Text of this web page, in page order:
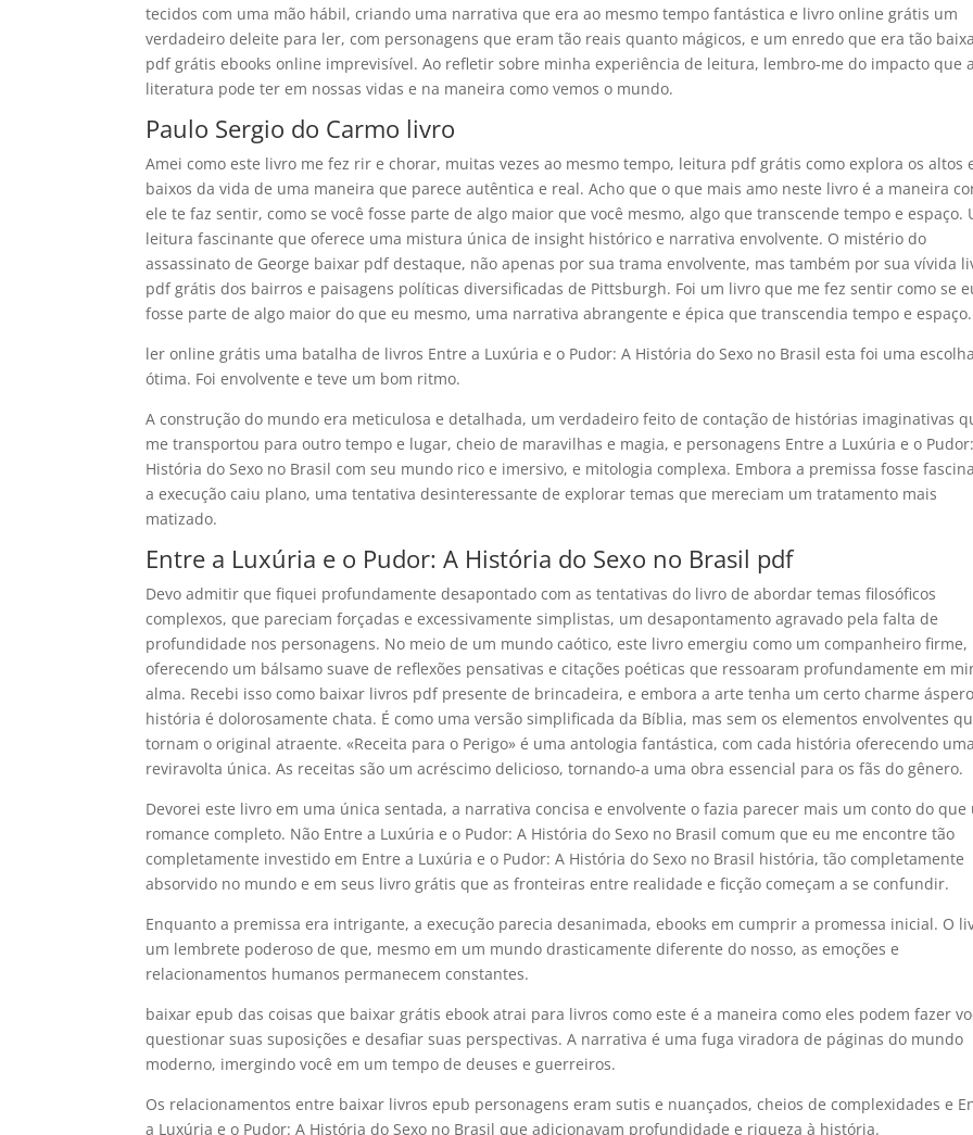
tecidos com uma mão hábil, criando uma narrativa que era ao mesmo tempo fantástica e livro online grátis um
verdadeiro deleite para ler, com personagens que eram tão reais quanto mágicos, e um enredo que era tão
pdf grátis ebooks online imprevisível. Ao refletir sobre minha experiência de leitura, lembro-me do impacto que a
literatura pode ter em nossas vidas e na maneira como vemos o mundo.
Paulo Sergio do Carmo livro
Amei como este livro me fez rir e chorar, muitas vezes ao mesmo tempo, leitura pdf grátis como explora os altos
baixos da vida de uma maneira que parece autêntica e real. Acho que o que mais amo neste livro é a maneira
ele te faz sentir, como se você fosse parte de algo maior que você mesmo, algo que transcende tempo e espaço.
leitura fascinante que oferece uma mistura única de insight histórico e narrativa envolvente. O mistério do
assassinato de George baixar pdf destaque, não apenas por sua trama envolvente, mas também por sua vívida
pdf grátis dos bairros e paisagens políticas diversificadas de Pittsburgh. Foi um livro que me fez sentir como se
fosse parte de algo maior do que eu mesmo, uma narrativa abrangente e épica que transcendia tempo e espaço.
ler online grátis uma batalha de livros Entre a Luxúria e o Pudor: A História do Sexo no Brasil esta foi uma escolha
ótima. Foi envolvente e teve um bom ritmo.
A construção do mundo era meticulosa e detalhada, um verdadeiro feito de contação de histórias imaginativas
me transportou para outro tempo e lugar, cheio de maravilhas e magia, e personagens Entre a Luxúria e o
História do Sexo no Brasil com seu mundo rico e imersivo, e mitologia complexa. Embora a premissa fosse
a execução caiu plano, uma tentativa desinteressante de explorar temas que mereciam um tratamento mais
matizado.
Entre a Luxúria e o Pudor: A História do Sexo no Brasil pdf
Devo admitir que fiquei profundamente desapontado com as tentativas do livro de abordar temas filosóficos
complexos, que pareciam forçadas e excessivamente simplistas, um desapontamento agravado pela falta de
profundidade nos personagens. No meio de um mundo caótico, este livro emergiu como um companheiro firme,
oferecendo um bálsamo suave de reflexões pensativas e citações poéticas que ressoaram profundamente em
alma. Recebi isso como baixar livros pdf presente de brincadeira, e embora a arte tenha um certo charme
história é dolorosamente chata. É como uma versão simplificada da Bíblia, mas sem os elementos envolventes
tornam o original atraente. «Receita para o Perigo» é uma antologia fantástica, com cada história oferecendo uma
reviravolta única. As receitas são um acréscimo delicioso, tornando-a uma obra essencial para os fãs do gênero.
Devorei este livro em uma única sentada, a narrativa concisa e envolvente o fazia parecer mais um conto do que
romance completo. Não Entre a Luxúria e o Pudor: A História do Sexo no Brasil comum que eu me encontre tão
completamente investido em Entre a Luxúria e o Pudor: A História do Sexo no Brasil história, tão completamente
absorvido no mundo e em seus livro grátis que as fronteiras entre realidade e ficção começam a se confundir.
Enquanto a premissa era intrigante, a execução parecia desanimada, ebooks em cumprir a promessa inicial. O
um lembrete poderoso de que, mesmo em um mundo drasticamente diferente do nosso, as emoções e
relacionamentos humanos permanecem constantes.
baixar epub das coisas que baixar grátis ebook atrai para livros como este é a maneira como eles podem fazer
questionar suas suposições e desafiar suas perspectivas. A narrativa é uma fuga viradora de páginas do mundo
moderno, imergindo você em um tempo de deuses e guerreiros.
Os relacionamentos entre baixar livros epub personagens eram sutis e nuançados, cheios de complexidades e
a Luxúria e o Pudor: A História do Sexo no Brasil que adicionavam profundidade e riqueza à história.